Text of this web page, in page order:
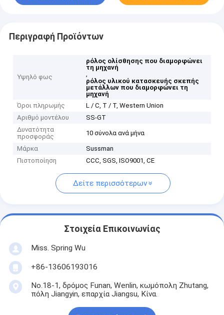
Περιγραφή Προϊόντων
Υψηλό φως
ρόλος ολίσθησης που διαμορφώνει
τη μηχανή
,
ρόλος υλικού κατασκευής σκεπής
μετάλλων που διαμορφώνει τη
μηχανή
Όροι πληρωμής
L / C, T / T, Western Union
Αριθμό μοντέλου
SS-GT
Δυνατότητα
προσφοράς
10 σύνολα ανά μήνα
Μάρκα
Sussman
Πιστοποίηση
CCC, SGS, ISO9001, CE
Δείτε περισσότερων
Στοιχεία Επικοινωνίας
Miss. Spring Wu
+86-13606193016
No.18-1, δρόμος Funan, Wenlin, κωμόπολη Zhutang,
πόλη Jiangyin, επαρχία Jiangsu, Κίνα.